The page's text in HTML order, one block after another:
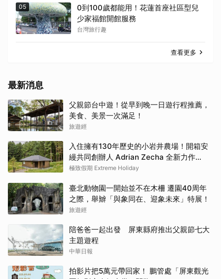
05
0到100歲都能用！花蓮首座社區型兒
少家福館開館服務
台灣旅行趣
查看更多
最新消息
父親節台中遊！從早到晚一日遊行程推薦，
美食、美景一次滿足！
旅遊經
入住擁有130年歷史的小岩井農場！開箱安
縵共同創辦人 Adrian Zecha 全新力作
「AZUMA FARM KOIWAI」體驗最高級的
極致假期 Extreme Holiday
臺北動物園一開始並不在木柵 遷園40周年
之際，舉辧「與象同在、迎象未來」特展！
旅遊經
陪爸爸一起出發 屏東縣府推出父親節七大
主題遊程
中華日報
拍影片把5萬元帶回家！ 鵬管處「屏東觀光